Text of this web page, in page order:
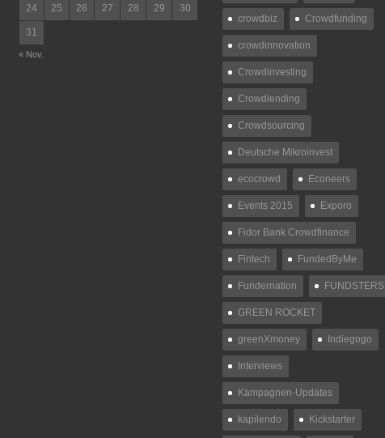
24 25 26 27 28 29 30
31
« Nov.
crowdbiz Crowdfunding
crowdinnovation
Crowdinvesting
Crowdlending
Crowdsourcing
Deutsche Mikroinvest
ecocrowd Econeers
Events 2015 Exporo
Fidor Bank Crowdfinance
Fintech FundedByMe
Fundernation FUNDSTERS
GREEN ROCKET
greenXmoney Indiegogo
Interviews
Kampagnen-Updates
kapilendo Kickstarter